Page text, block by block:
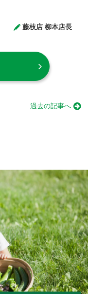
藤枝店 柳本店長
過去の記事へ